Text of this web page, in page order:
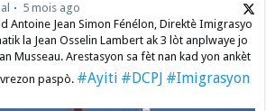
5 mois ago
Antoine Jean Simon Fénélon, Direktè Imigrasyo
la Jean Osselin Lambert ak 3 lòt anplwaye jo
Musseau. Arestasyon sa fèt nan kad yon ankèt
paspò. #Ayiti #DCPJ #Imigrasyon